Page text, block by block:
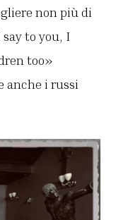
non più di
to you, I
too»
anche i russi